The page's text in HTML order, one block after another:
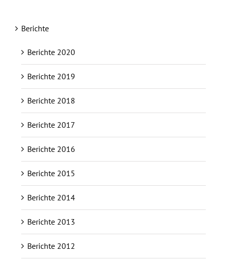
Berichte
Berichte 2020
Berichte 2019
Berichte 2018
Berichte 2017
Berichte 2016
Berichte 2015
Berichte 2014
Berichte 2013
Berichte 2012